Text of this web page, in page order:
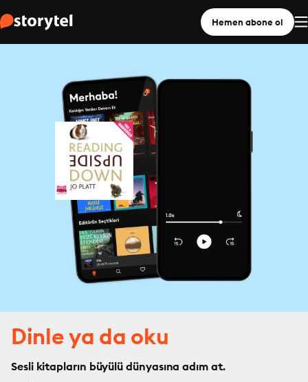
Hemen abone ol
Dinle ya da oku
Sesli kitapların büyülü dünyasına adım at.